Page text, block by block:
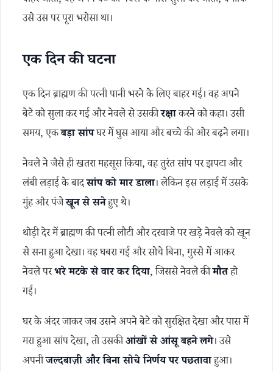
उसे उस पर पूरा भरोसा था।
एक दिन की घटना
एक दिन ब्राह्मण की पत्नी पानी भरने के लिए बाहर गई। वह अपने
बेटे को सुला कर गई और नेवले से उसकीरक्षाकरने को कहा। उसी
समय, एकबड़ा सांपघर में घुस आया और बच्चे की ओर बढ़ने लगा।
नेवले ने जैसे ही खतरा महसूस किया, वह तुरंत सांप पर झपटा और
लंबी लड़ाई के बादसांप को मार डाला। लेकिन इस लड़ाई में उसके
मुंह और पंजेखून से सनेहुए थे।
थोड़ी देर में ब्राह्मण की पत्नी लौटी और दरवाजे पर खड़े नेवले को खून
से सना हुआ देखा। वह घबरा गई और सोचे बिना, गुस्से में आकर
नेवले परभरे मटके से वार कर दिया, जिससे नेवले कीमौतहो
गई।
घर के अंदर जाकर जब उसने अपने बेटे को सुरक्षित देखा और पास में
मरा हुआ सांप देखा, तो उसकीआंखों से आंसू बहने लगे। उसे
अपनीजल्दबाज़ी और बिना सोचे निर्णय पर पछतावाहुआ।